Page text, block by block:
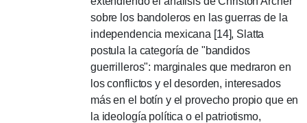
sobre los bandoleros en las guerras de la
independencia mexicana [14], Slatta
postula la categoría de "bandidos
guerrilleros": marginales que medraron en
los conflictos y el desorden, interesados ​​
más en el botín y el provecho propio que en
la ideología política o el patriotismo,